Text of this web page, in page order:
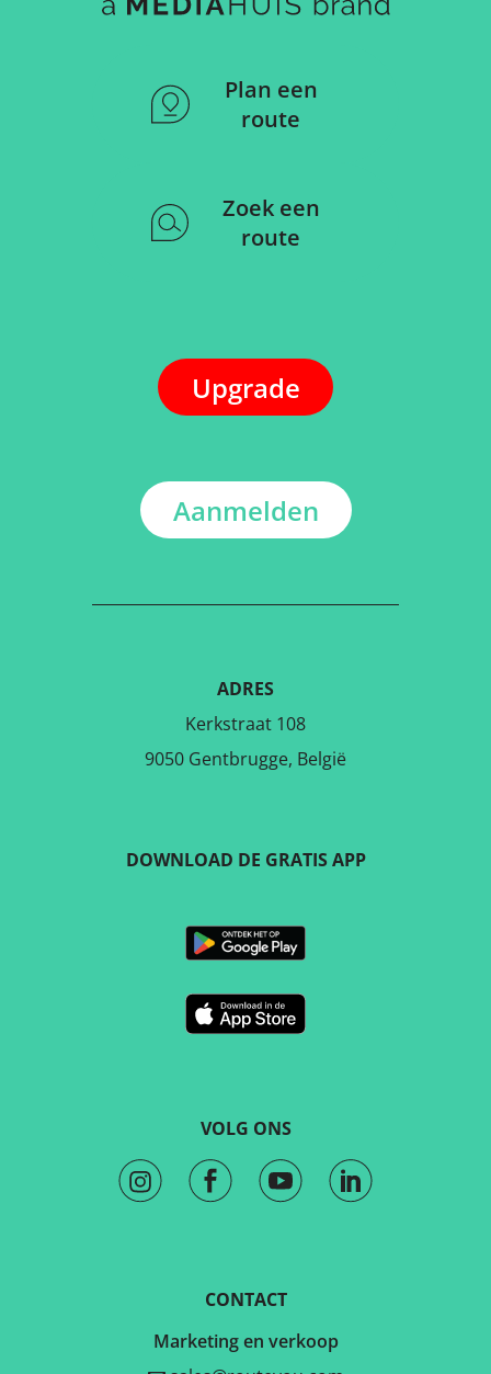
Plan een
route
Zoek een
route
Upgrade
Aanmelden
ADRES
Kerkstraat 108
9050 Gentbrugge, België
VOLG ONS
DOWNLOAD DE GRATIS APP
CONTACT
Marketing en verkoop